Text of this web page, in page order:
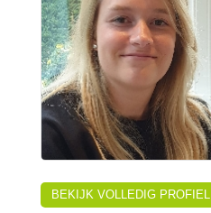
BEKIJK VOLLEDIG PROFIEL